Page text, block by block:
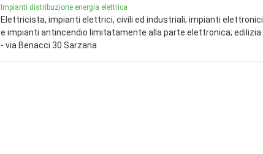
Impianti distribuzione energia elettrica
Elettricista, impianti elettrici, civili ed industriali; impianti elettronici
e impianti antincendio limitatamente alla parte elettronica; edilizia
- via Benacci 30 Sarzana